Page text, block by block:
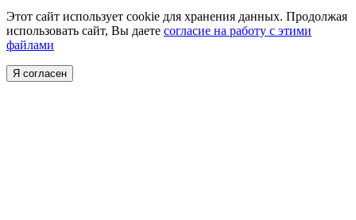
Этот сайт использует cookie для хранения данных. Продолжая
использовать сайт, Вы даете согласие на работу с этими
файлами
Я согласен